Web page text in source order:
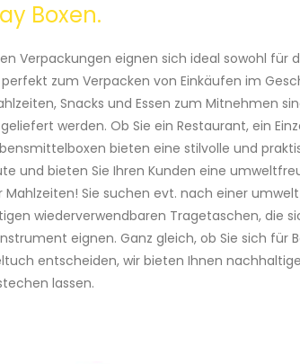
Boxen.
Verpackungen eignen sich ideal sowohl für
zum Verpacken von Einkäufen im
Snacks und Essen zum Mitnehmen
werden. Ob Sie ein Restaurant, ein
bieten eine stilvolle und
und bieten Sie Ihren Kunden eine
Sie suchen evt. nach einer
wiederverwendbaren Tragetaschen, die
eignen. Ganz gleich, ob Sie sich für
entscheiden, wir bieten Ihnen
lassen.